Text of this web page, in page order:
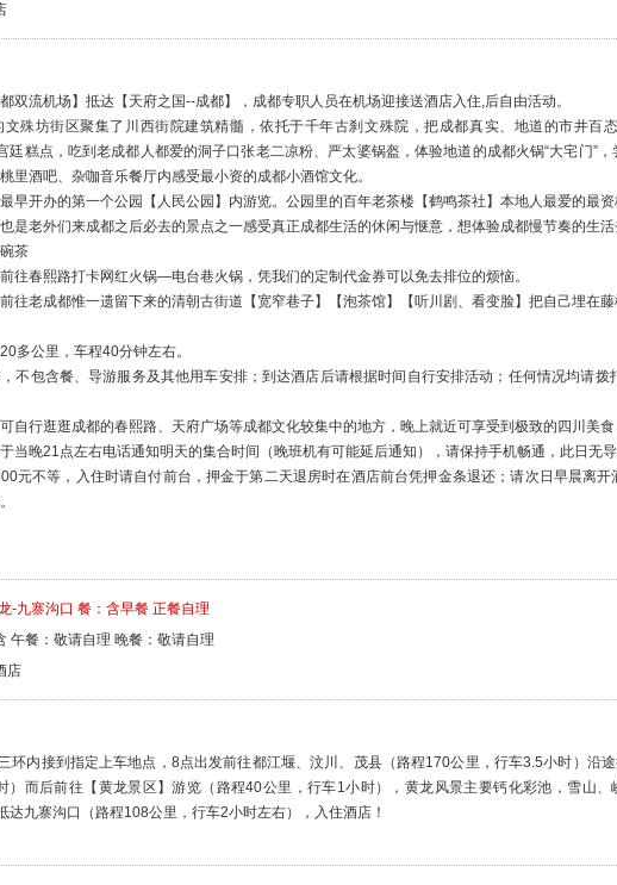
双流机场】抵达【天府之国--成都】，成都专职人员在机场迎接送酒店入住,后自由活动。
文殊坊街区聚集了川西街院建筑精髓，依托于千年古刹文殊院，把成都真实、地道的市井百
廷糕点，吃到老成都人都爱的洞子口张老二凉粉、严太婆锅盔，体验地道的成都火锅“大宅门”
里酒吧、杂咖音乐餐厅内感受最小资的成都小酒馆文化。
早开办的第一个公园【人民公园】内游览。公园里的百年老茶楼【鹤鸣茶社】本地人最爱的最
是老外们来成都之后必去的景点之一感受真正成都生活的休闲与惬意，想体验成都慢节奏的生
茶
往春熙路打卡网红火锅—电台巷火锅，凭我们的定制代金券可以免去排位的烦恼。
往老成都惟一遗留下来的清朝古街道【宽窄巷子】【泡茶馆】【听川剧、看变脸】把自己埋在藤
多公里，车程40分钟左右。
不包含餐、导游服务及其他用车安排；到达酒店后请根据时间自行安排活动；任何情况均请
自行逛逛成都的春熙路、天府广场等成都文化较集中的地方，晚上就近可享受到极致的四川美
当晚21点左右电话通知明天的集合时间（晚班机有可能延后通知），请保持手机畅通，此日无导
元不等，入住时请自付前台，押金于第二天退房时在酒店前台凭押金条退还；请次日早晨离
-九寨沟口 餐：含早餐 正餐自理
午餐：敬请自理 晚餐：敬请自理
店
环内接到指定上车地点，8点出发前往都江堰、汶川、茂县（路程170公里，行车3.5小时）沿
）而后前往【黄龙景区】游览（路程40公里，行车1小时），黄龙风景主要钙化彩池，雪山、
达九寨沟口（路程108公里，行车2小时左右），入住酒店！